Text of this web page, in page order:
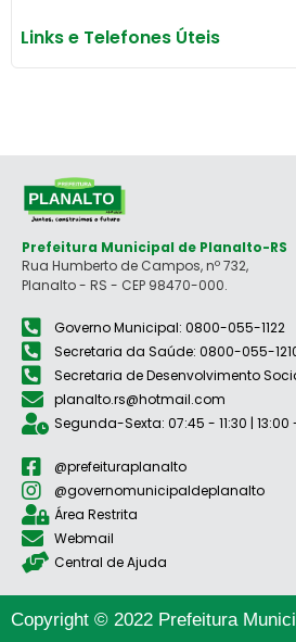
Links e Telefones Úteis
Prefeitura Municipal de Planalto-RS
Rua Humberto de Campos, nº 732,
Planalto - RS - CEP 98470-000.
Governo Municipal: 0800-055-1122
Secretaria da Saúde: 0800-055-
Secretaria de Desenvolvimento
planalto.rs@hotmail.com
Segunda-Sexta: 07:45 - 11:30 | 13:00
@prefeituraplanalto
@governomunicipaldeplanalto
Área Restrita
Webmail
Central de Ajuda
Copyright © 2022 Prefeitura